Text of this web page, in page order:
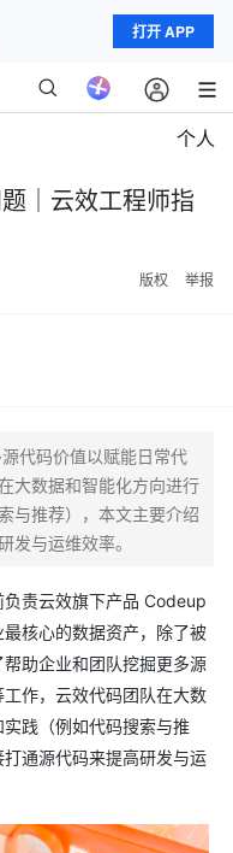
打开 APP
个人
｜云效工程师指
版权 举报
代码价值以赋能日常代
大数据和智能化方向进行
与推荐），本文主要介绍
发与运维效率。
责云效旗下产品 Codeup
核心的数据资产，除了被
助企业和团队挖掘更多源
作，云效代码团队在大数
践（例如代码搜索与推
通源代码来提高研发与运